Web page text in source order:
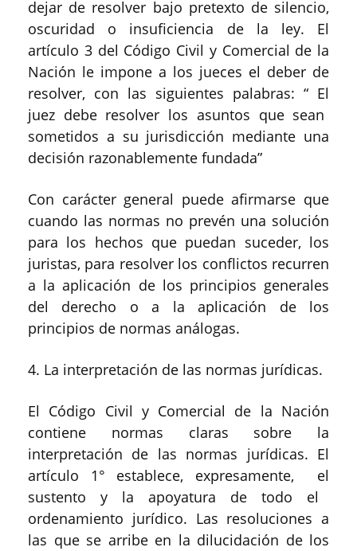
dejar de resolver bajo pretexto de silencio,
oscuridad o insuficiencia dela ley. El
artículo 3 del Código Civil y Comercial de la
Nación le impone a los jueces el deber de
resolver, con las siguientes palabras: “ El
juez debe resolver los asuntos que sean
sometidos a su jurisdicción mediante una
decisión razonablemente fundada”
Con carácter general puede afirmarse que
cuando las normas no prevén una solución
para los hechos que puedan suceder, los
juristas, para resolver los conflictos recurren
a laaplicación delos principios generales
del derecho o a la aplicación de los
principios de normas análogas.
4. La interpretación de las normas jurídicas.
El Código Civil y Comercial de la Nación
contiene normas claras sobre la
interpretación de las normas jurídicas. El
artículo 1° establece, expresamente, el
sustento y la apoyatura de todo el
ordenamiento jurídico. Las resoluciones a
las que se arribe en la dilucidación de los